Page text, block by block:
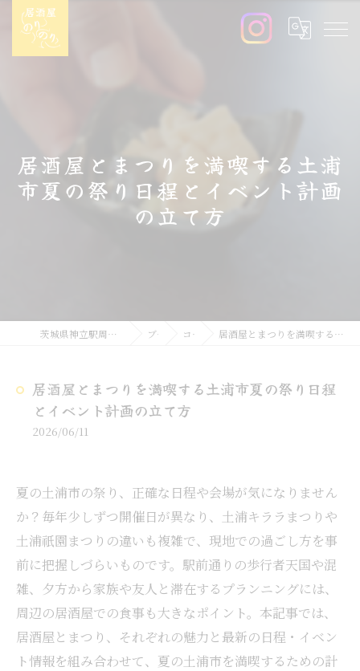
居酒屋とまつりを満喫する土浦
市夏の祭り日程とイベント計画
の立て方
茨城県神立駅周辺の居酒屋なら居酒屋のりのり ブログ コラム 居酒屋とまつりを満喫する土浦市夏の祭り日程とイベント計画の立て方
居酒屋とまつりを満喫する土浦市夏の祭り日程
とイベント計画の立て方
2026/06/11
夏の土浦市の祭り、正確な日程や会場が気になりません
か？毎年少しずつ開催日が異なり、土浦キララまつりや
土浦祇園まつりの違いも複雑で、現地での過ごし方を事
前に把握しづらいものです。駅前通りの歩行者天国や混
雑、夕方から家族や友人と滞在するプランニングには、
周辺の居酒屋での食事も大きなポイント。本記事では、
居酒屋とまつり、それぞれの魅力と最新の日程・イベン
ト情報を組み合わせて、夏の土浦市を満喫するための計